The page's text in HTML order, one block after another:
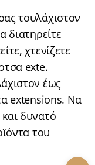
τουλάχιστον
διατηρείτε
χτενίζετε
exte.
έως
extensions. Να
δυνατό
του